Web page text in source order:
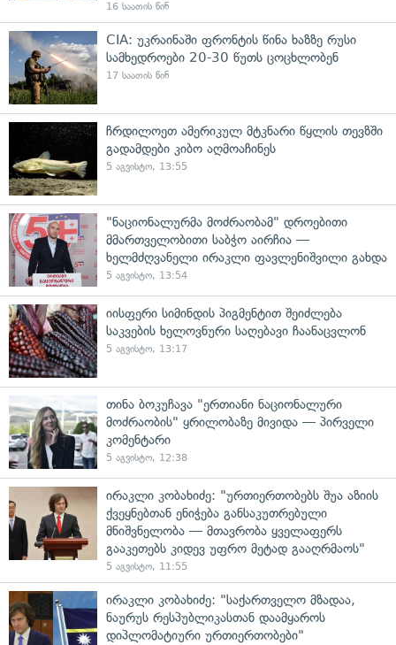
16 საათის წინ
CIA: უკრაინაში ფრონტის წინა ხაზზე რუსი
სამხედროები 20-30 წუთს ცოცხლობენ
17 საათის წინ
ჩრდილოეთ ამერიკულ მტკნარი წყლის თევზში
გადამდები კიბო აღმოაჩინეს
5 აგვისტო, 13:55
"ნაციონალურმა მოძრაობამ" დროებითი
მმართველობითი საბჭო აირჩია —
ხელმძღვანელი ირაკლი ფავლენიშვილი გახდა
5 აგვისტო, 13:54
იისფერი სიმინდის პიგმენტით შეიძლება
საკვების ხელოვნური საღებავი ჩაანაცვლონ
5 აგვისტო, 13:17
თინა ბოკუჩავა "ერთიანი ნაციონალური
მოძრაობის" ყრილობაზე მივიდა — პირველი
კომენტარი
5 აგვისტო, 12:38
ირაკლი კობახიძე: "ურთიერთობებს შუა აზიის
ქვეყნებთან ენიჭება განსაკუთრებული
მნიშვნელობა — მთავრობა ყველაფერს
გააკეთებს კიდევ უფრო მეტად გააღრმაოს"
5 აგვისტო, 11:55
ირაკლი კობახიძე: "საქართველო მზადაა,
ნაურუს რესპუბლიკასთან დაამყაროს
დიპლომატიური ურთიერთობები"